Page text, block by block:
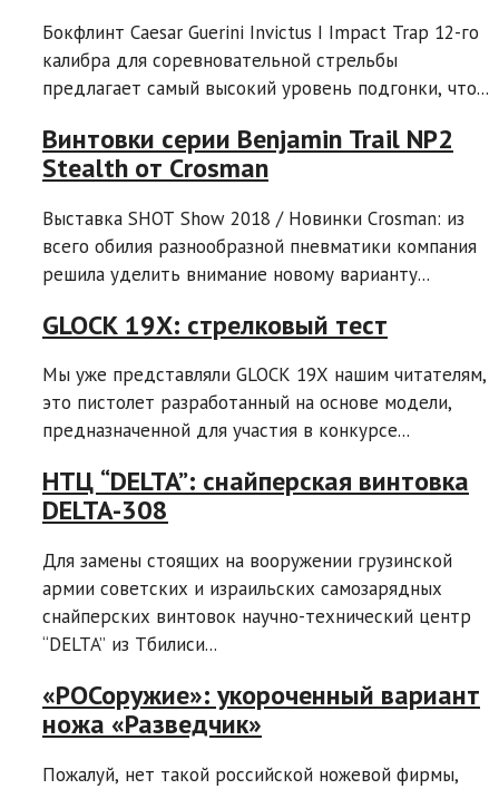
Бокфлинт Caesar Guerini Invictus I Impact Trap 12-го
калибра для соревновательной стрельбы
предлагает самый высокий уровень подгонки, что...
Винтовки серии Benjamin Trail NP2
Stealth от Crosman
Выставка SHOT Show 2018 / Новинки Crosman: из
всего обилия разнообразной пневматики компания
решила уделить внимание новому варианту...
GLOCK 19X: стрелковый тест
Мы уже представляли GLOCK 19X нашим читателям,
это пистолет разработанный на основе модели,
предназначенной для участия в конкурсе...
НТЦ “DELTA”: снайперская винтовка
DELTA-308
Для замены стоящих на вооружении грузинской
армии советских и израильских самозарядных
снайперских винтовок научно-технический центр
“DELTA” из Тбилиси...
«РОСоружие»: укороченный вариант
ножа «Разведчик»
Пожалуй, нет такой российской ножевой фирмы,